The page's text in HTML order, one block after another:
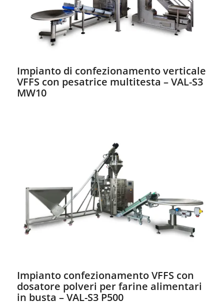
Impianto di confezionamento verticale
VFFS con pesatrice multitesta – VAL-S3
MW10
Impianto confezionamento VFFS con
dosatore polveri per farine alimentari
in busta – VAL-S3 P500